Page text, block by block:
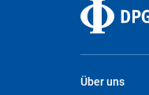
Über uns